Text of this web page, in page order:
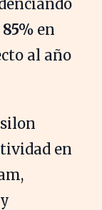
85% en
al año
en